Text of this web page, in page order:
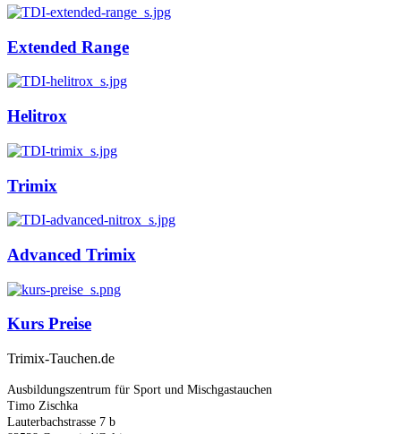
Extended Range
Helitrox
Trimix
Advanced Trimix
Kurs Preise
Trimix-Tauchen.de
Ausbildungszentrum für Sport und Mischgastauchen
Timo Zischka
Lauterbachstrasse 7 b